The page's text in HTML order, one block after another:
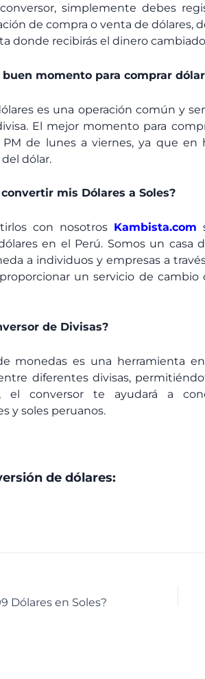
simplemente debes
de compra o venta de dólares,
donde recibirás el dinero
buen momento para comprar
es una operación común y
El mejor momento para
PM de lunes a viernes, ya que en
dólar.
mis Dólares a Soles?
con nosotros Kambista.com
en el Perú. Somos un casa
a individuos y empresas a
un servicio de cambio
de Divisas?
monedas es una herramienta
diferentes divisas,
el conversor te ayudará a
y soles peruanos.
de dólares:
Dólares en Soles?